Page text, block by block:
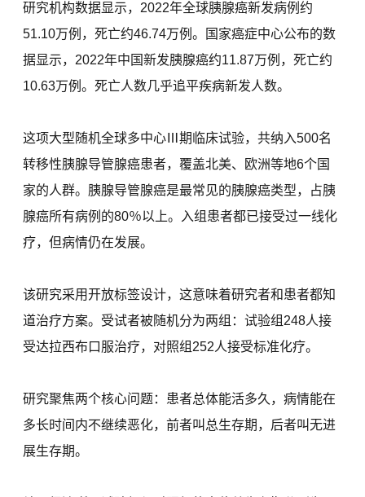
研究机构数据显示，2022年全球胰腺癌新发病例约
51.10万例，死亡约46.74万例。国家癌症中心公布的数
据显示，2022年中国新发胰腺癌约11.87万例，死亡约
10.63万例。死亡人数几乎追平疾病新发人数。
这项大型随机全球多中心Ⅲ期临床试验，共纳入500名
转移性胰腺导管腺癌患者，覆盖北美、欧洲等地6个国
家的人群。胰腺导管腺癌是最常见的胰腺癌类型，占胰
腺癌所有病例的80％以上。入组患者都已接受过一线化
疗，但病情仍在发展。
该研究采用开放标签设计，这意味着研究者和患者都知
道治疗方案。受试者被随机分为两组：试验组248人接
受达拉西布口服治疗，对照组252人接受标准化疗。
研究聚焦两个核心问题：患者总体能活多久，病情能在
多长时间内不继续恶化，前者叫总生存期，后者叫无进
展生存期。